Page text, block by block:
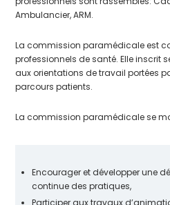
Ambulancier, ARM.
La commission paramédicale est
professionnels de santé. Elle inscrit
aux orientations de travail portées
parcours patients.
La commission paramédicale se
Encourager et développer une
continue des pratiques,
Participer aux travaux